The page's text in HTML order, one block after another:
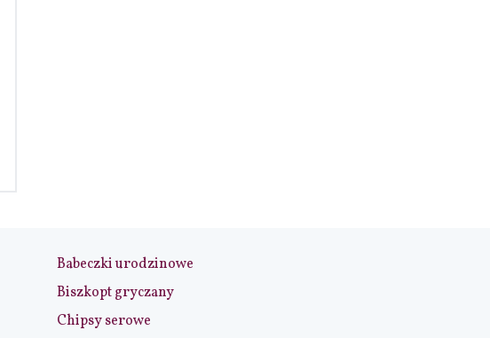
Babeczki urodzinowe
Biszkopt gryczany
Chipsy serowe